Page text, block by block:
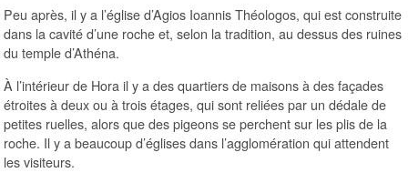
Peu après, il y a l’église d’Agios Ioannis Théologos, qui est construite
dans la cavité d’une roche et, selon la tradition, au dessus des ruines
du temple d’Athéna.
À l’intérieur de Hora il y a des quartiers de maisons à des façades
étroites à deux ou à trois étages, qui sont reliées par un dédale de
petites ruelles, alors que des pigeons se perchent sur les plis de la
roche. Il y a beaucoup d’églises dans l’agglomération qui attendent
les visiteurs.